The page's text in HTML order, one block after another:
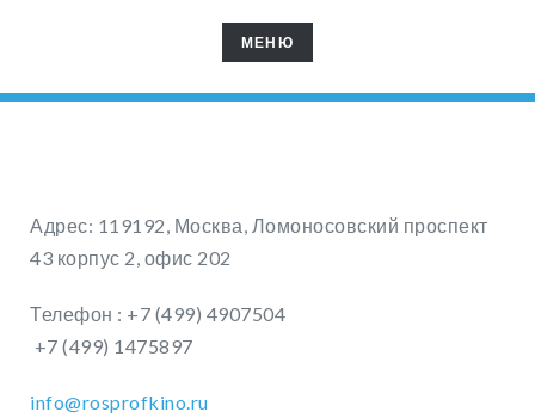
МЕНЮ
МЕНЮ
Адрес: 119192, Москва, Ломоносовский проспект
43 корпус 2, офис 202
Телефон : +7 (499) 4907504
+7 (499) 1475897
info@rosprofkino.ru